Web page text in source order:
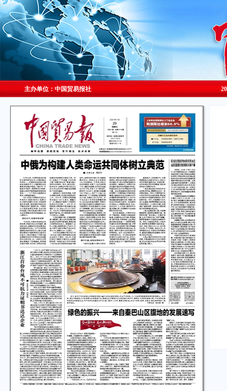
主办单位：中国贸易报社